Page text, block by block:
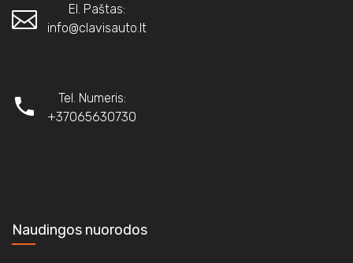
El. Paštas:
info@clavisauto.lt
Tel. Numeris:
+37065630730
Naudingos nuorodos